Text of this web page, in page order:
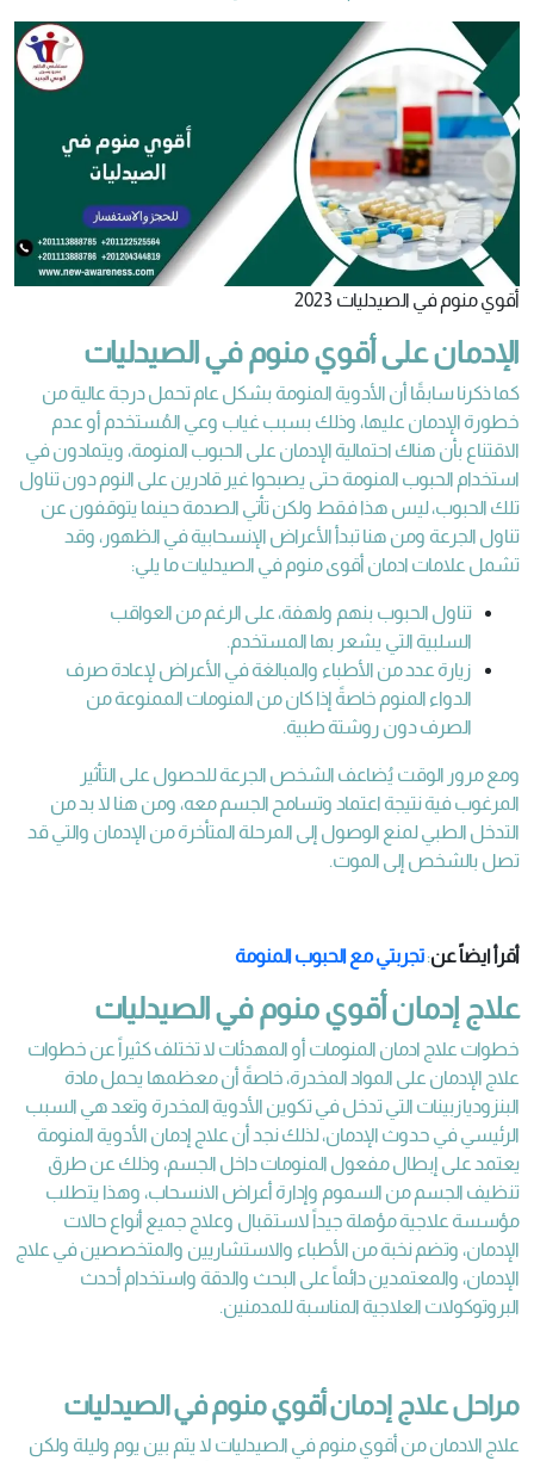
أقوي منوم في الصيدليات 2023
الإدمان على أقوي منوم في الصيدليات
كما ذكرنا سابقًا أن الأدوية المنومة بشكل عام تحمل درجة عالية من
خطورة الإدمان عليها، وذلك بسبب غياب وعي المُستخدم أو عدم
الاقتناع بأن هناك احتمالية الإدمان على الحبوب المنومة، ويتمادون في
استخدام الحبوب المنومة حتى يصبحوا غير قادرين على النوم دون تناول
تلك الحبوب، ليس هذا فقط ولكن تأتي الصدمة حينما يتوقفون عن
تناول الجرعة ومن هنا تبدأ الأعراض الإنسحابية في الظهور، وقد
تشمل علامات ادمان أقوى منوم في الصيدليات ما يلي:
تناول الحبوب بنهم ولهفة، على الرغم من العواقب
السلبية التي يشعر بها المستخدم.
زيارة عدد من الأطباء والمبالغة في الأعراض لإعادة صرف
الدواء المنوم خاصةً إذا كان من المنومات الممنوعة من
الصرف دون روشتة طبية.
ومع مرور الوقت يُضاعف الشخص الجرعة للحصول على التأثير
المرغوب فية نتيجة اعتماد وتسامح الجسم معه، ومن هنا لا بد من
التدخل الطبي لمنع الوصول إلى المرحلة المتأخرة من الإدمان والتي قد
تصل بالشخص إلى الموت.
أقرأ ايضاً عن:تجربتي مع الحبوب المنومة
علاج إدمان أقوي منوم في الصيدليات
خطوات علاج ادمان المنومات أو المهدئات لا تختلف كثيراً عن خطوات
علاج الإدمان على المواد المخدرة، خاصةً أن معظمها يحمل مادة
البنزوديازبينات التي تدخل في تكوين الأدوية المخدرة وتعد هي السبب
الرئيسي في حدوث الإدمان، لذلك نجد أن علاج إدمان الأدوية المنومة
يعتمد على إبطال مفعول المنومات داخل الجسم، وذلك عن طرق
تنظيف الجسم من السموم وإدارة أعراض الانسحاب، وهذا يتطلب
مؤسسة علاجية مؤهلة جيداً لاستقبال وعلاج جميع أنواع حالات
الإدمان، وتضم نخبة من الأطباء والاستشاريين والمتخصصين في علاج
الإدمان، والمعتمدين دائماً على البحث والدقة واستخدام أحدث
البروتوكولات العلاجية المناسبة للمدمنين.
مراحل علاج إدمان أقوي منوم في الصيدليات
علاج الادمان من أقوي منوم في الصيدليات لا يتم بين يوم وليلة ولكن